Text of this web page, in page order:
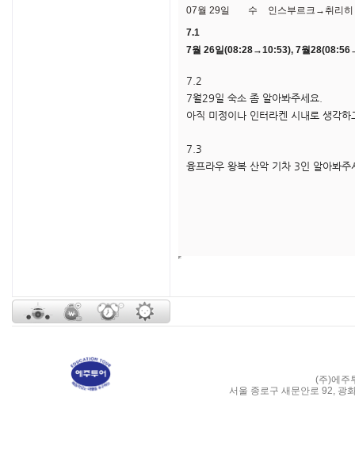
07월 29일
수
인스부르크→취리히
7.1
7월 26일(08:28→10:53), 7월28(
7.2
7월29일 숙소 좀 알아봐주세요.
아직 미정이나 인터라켄 시내로 생각하
7.3
융프라우 왕복 산악 기차 3인 알아봐주
(주)에주
서울 종로구 새문안로 92, 광